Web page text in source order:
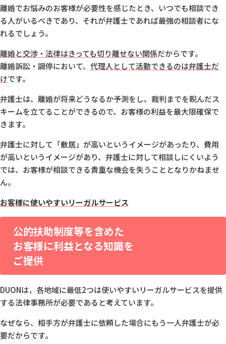
離婚でお悩みのお客様が必要性を感じたとき、いつでも相談でき
る人がいるべきであり、 それが弁護士であれば最強の相談者にな
れるでしょう。
離婚と交渉・法律はきっても切り離せない関係だからです。
離婚訴訟・調停において、 代理人として活動できるのは弁護士だ
けです。
弁護士は、離婚が将来どうなるか予測をし、 裁判までを睨んだス
キームを立てることができるので、お客様の利益を最大限確保で
きます。
弁護士に対して「敷居」が高いというイメージがあったり、 費用
が高いというイメージがあり、弁護士に対して相談しにくいよう
では、 お客様が相談できる貴重な機会を失うこととなりかねませ
ん。
お客様に使いやすいリーガルサービス
公的扶助制度等を含めた
お客様に利益となる知識を
ご提供
DUONは，各地域に最低2つは使いやすいリーガルサービスを提供
する法律事務所が必要であると考えています。
なぜなら、相手方が弁護士に依頼した場合にもう一人弁護士が必
要だからです。